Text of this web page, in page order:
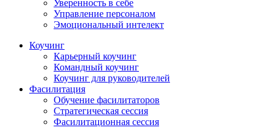
Уверенность в себе
Управление персоналом
Эмоциональный интелект
Коучинг
Карьерный коучинг
Командный коучинг
Коучинг для руководителей
Фасилитация
Обучение фасилитаторов
Стратегическая сессия
Фасилитационная сессия